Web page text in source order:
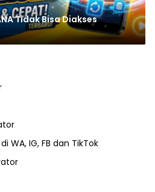
Tidak Bisa Diakses
WA, IG, FB dan TikTok